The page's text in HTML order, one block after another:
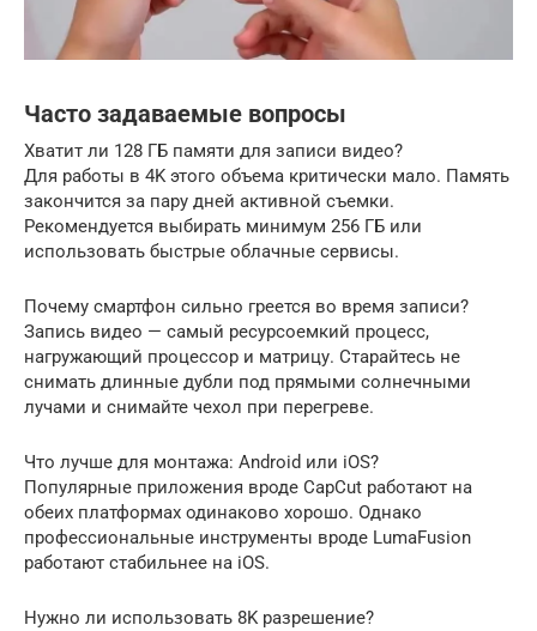
Часто задаваемые вопросы
Хватит ли 128 ГБ памяти для записи видео?
Для работы в 4K этого объема критически мало. Память
закончится за пару дней активной съемки.
Рекомендуется выбирать минимум 256 ГБ или
использовать быстрые облачные сервисы.
Почему смартфон сильно греется во время записи?
Запись видео — самый ресурсоемкий процесс,
нагружающий процессор и матрицу. Старайтесь не
снимать длинные дубли под прямыми солнечными
лучами и снимайте чехол при перегреве.
Что лучше для монтажа: Android или iOS?
Популярные приложения вроде CapCut работают на
обеих платформах одинаково хорошо. Однако
профессиональные инструменты вроде LumaFusion
работают стабильнее на iOS.
Нужно ли использовать 8K разрешение?